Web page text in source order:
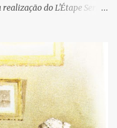
do L'Étape Serra
país e terá percursos
Amparo, Monte Alegre
a segurança dos
de rodovias e estradas
ao longo da prova.
em Serra Negra,